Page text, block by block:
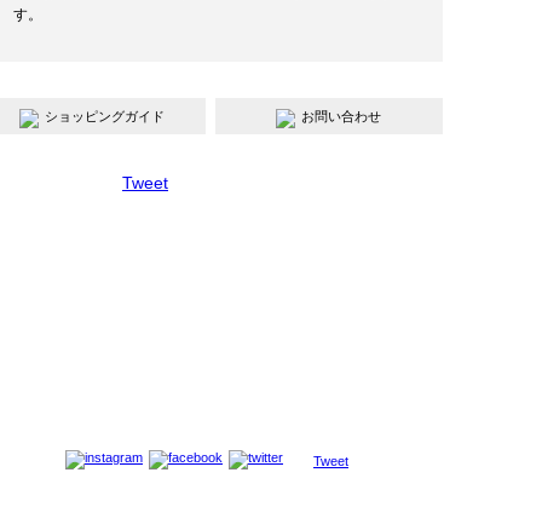
す。
ショッピングガイド お問い合わせ
Tweet
Tweet